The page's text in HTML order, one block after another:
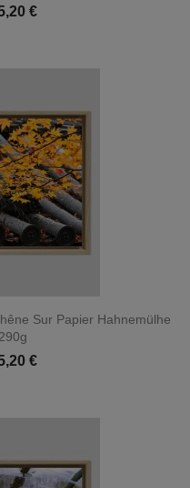
€
Sur Papier Hahnemülhe
€